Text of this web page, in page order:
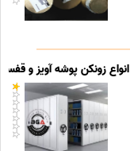
زونکن پوشه آویز و قفسه